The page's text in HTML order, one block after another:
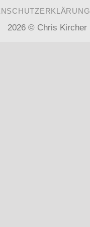
2026 © Chris Kircher